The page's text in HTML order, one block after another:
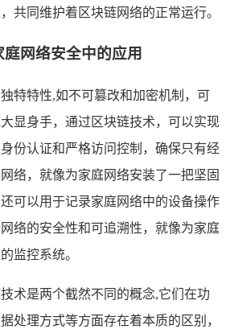
共同维护着区块链网络的正常运行。
庭网络安全中的应用
特特性,如不可篡改和加密机制，可
显身手，通过区块链技术，可以实现
份认证和严格访问控制，确保只有经
络，就像为家庭网络安装了一把坚固
可以用于记录家庭网络中的设备操作
络的安全性和可追溯性，就像为家庭
监控系统。
术是两个截然不同的概念,它们在功
处理方式等方面存在着本质的区别，